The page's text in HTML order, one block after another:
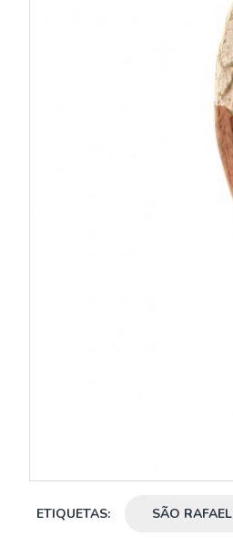
ETIQUETAS: SÃO RAFAEL